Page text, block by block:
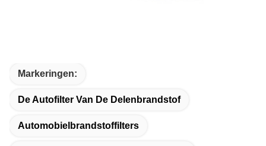
Markeringen:
De Autofilter Van De Delenbrandstof
Automobielbrandstoffilters